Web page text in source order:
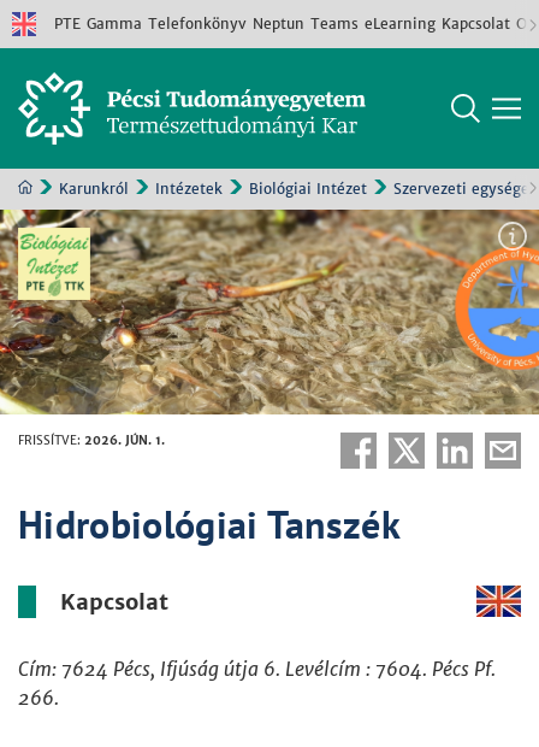
PTE Gamma Telefonkönyv Neptun Teams eLearning Kapcsolat
Karunkról Intézetek Biológiai Intézet Szervezeti egységek
FRISSÍTVE: 2026. JÚN. 1.
Hidrobiológiai Tanszék
Kapcsolat
Cím: 7624 Pécs, Ifjúság útja 6. Levélcím : 7604. Pécs Pf.
266.